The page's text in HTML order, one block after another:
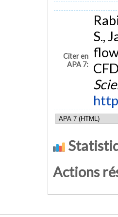
Citer en
APA 7:
S.,
Actions